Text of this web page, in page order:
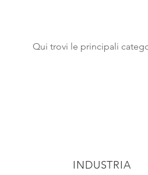
Qui trovi le principali
INDUSTRIA